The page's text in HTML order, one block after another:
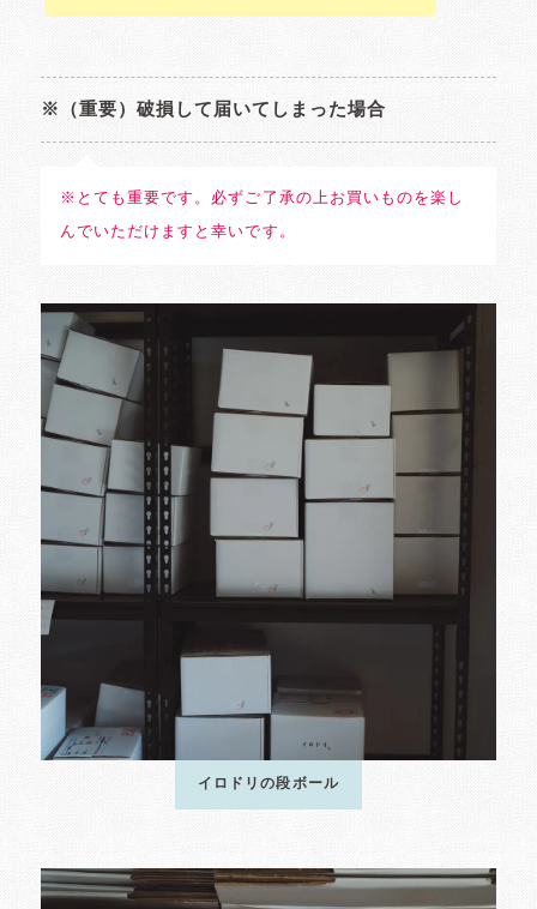
※（重要）破損して届いてしまった場合
※とても重要です。必ずご了承の上お買いものを楽し
んでいただけますと幸いです。
イロドリの段ボール